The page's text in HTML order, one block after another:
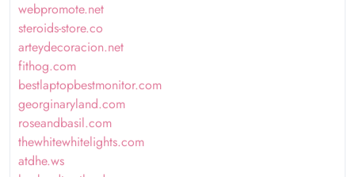
webpromote.net
steroids-store.co
arteydecoracion.net
fithog.com
bestlaptopbestmonitor.com
georginaryland.com
roseandbasil.com
thewhitewhitelights.com
atdhe.ws